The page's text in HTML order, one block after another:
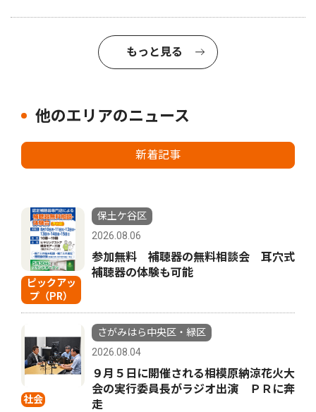
もっと見る
他のエリアのニュース
新着記事
ピックアッ
プ（PR）
保土ケ谷区
2026.08.06
参加無料 補聴器の無料相談会 耳穴式
補聴器の体験も可能
社会
さがみはら中央区・緑区
2026.08.04
９月５日に開催される相模原納涼花火大
会の実行委員長がラジオ出演 ＰＲに奔
走